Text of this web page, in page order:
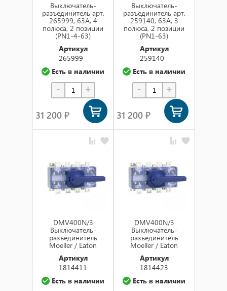
Выключатель-
разъединитель арт.
265999, 63А, 4
полюса, 2 позиции
(PN1-4-63)
Артикул
265999
Есть в наличии
- +
31 200 ₽
Выключатель-
разъединитель арт.
259140, 63А, 3
полюса, 2 позиции
(PN1-63)
Артикул
259140
Есть в наличии
- +
31 200 ₽
DMV400N/3
Выключатель-
разъединитель
Moeller / Eaton
Артикул
1814411
Есть в наличии
DMV400N/3
Выключатель-
разъединитель
Moeller / Eaton
Артикул
1814423
Есть в наличии